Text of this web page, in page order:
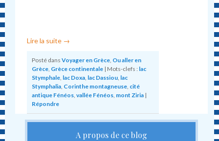
Lire la suite →
Posté dans Voyager en Grèce Ou aller en
Grèce Grèce continentale | Mots-clefs : lac
Stymphale lac Doxa lac Dassiou lac
Stymphalia Corinthe montagneuse cité
antique Fénéos ,vallée Fénéos mont Ziria |
Répondre
A propos de ce blog